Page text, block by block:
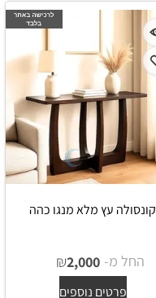
קונסולה עץ מלא מנגו כהה
החל מ- ₪2,000
פרטים נוספים